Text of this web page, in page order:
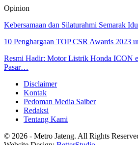
Opinion
Kebersamaan dan Silaturahmi Semarak
10 Penghargaan TOP CSR Awards 2023
Resmi Hadir: Motor Listrik Honda ICON
Pasar…
Disclaimer
Kontak
Pedoman Media Saiber
Redaksi
Tentang Kami
© 2026 - Metro Jateng. All Rights